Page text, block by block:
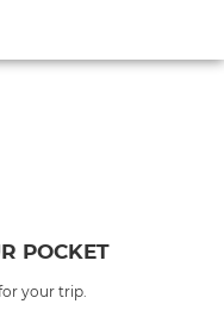
POCKET
your trip.